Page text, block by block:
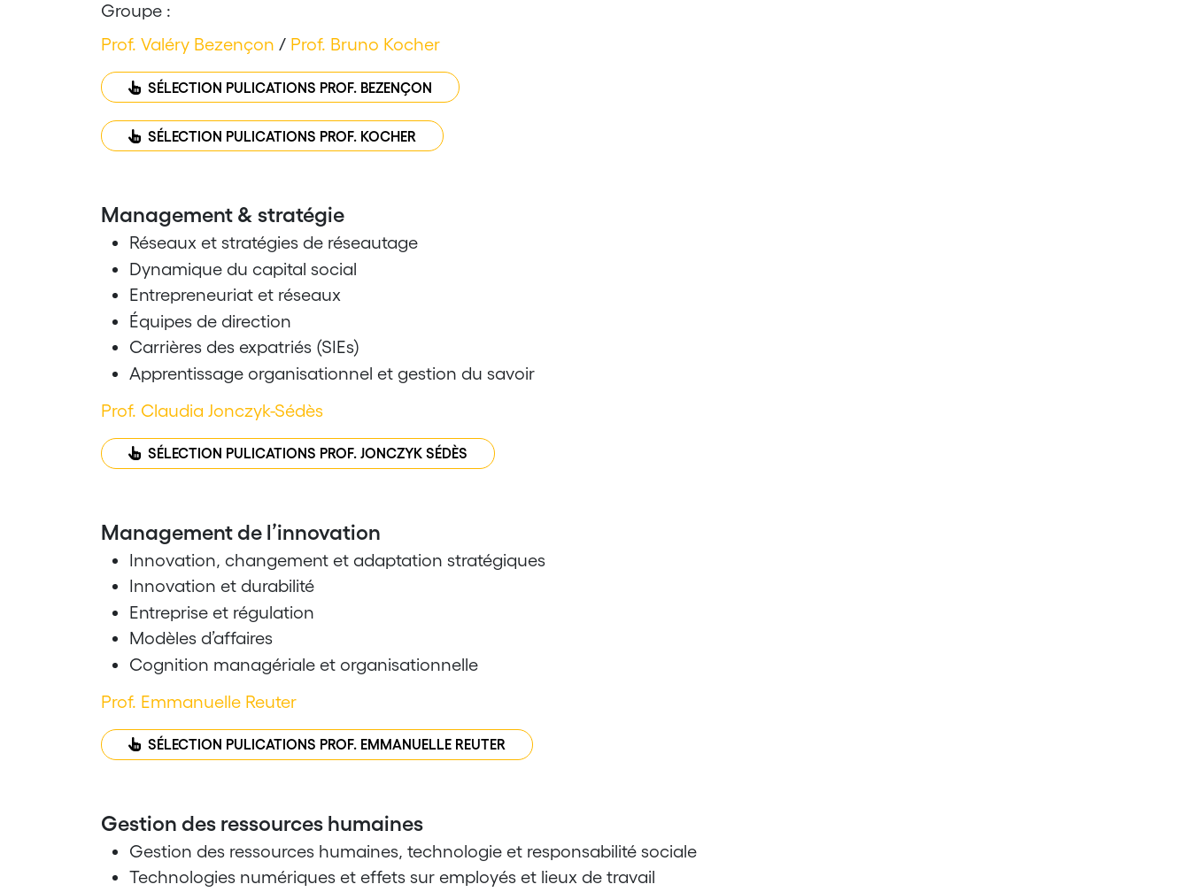
Groupe :
Prof. Valéry Bezençon / Prof. Bruno Kocher
SÉLECTION PULICATIONS PROF. BEZENÇON
SÉLECTION PULICATIONS PROF. KOCHER
Management & stratégie
Réseaux et stratégies de réseautage
Dynamique du capital social
Entrepreneuriat et réseaux
Équipes de direction
Carrières des expatriés (SIEs)
Apprentissage organisationnel et gestion du savoir
Prof. Claudia Jonczyk-Sédès
SÉLECTION PULICATIONS PROF. JONCZYK SÉDÈS
Management de l’innovation
Innovation, changement et adaptation stratégiques
Innovation et durabilité
Entreprise et régulation
Modèles d’affaires
Cognition managériale et organisationnelle
Prof. Emmanuelle Reuter
SÉLECTION PULICATIONS PROF. EMMANUELLE REUTER
Gestion des ressources humaines
Gestion des ressources humaines, technologie et responsabilité sociale
Technologies numériques et effets sur employés et lieux de travail